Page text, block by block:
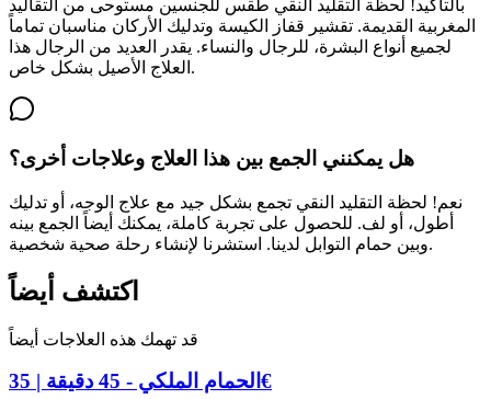
بالتأكيد! لحظة التقليد النقي طقس للجنسين مستوحى من التقاليد
المغربية القديمة. تقشير قفاز الكيسة وتدليك الأركان مناسبان تماماً
لجميع أنواع البشرة، للرجال والنساء. يقدر العديد من الرجال هذا
العلاج الأصيل بشكل خاص.
هل يمكنني الجمع بين هذا العلاج وعلاجات أخرى؟
نعم! لحظة التقليد النقي تجمع بشكل جيد مع علاج الوجه، أو تدليك
أطول، أو لف. للحصول على تجربة كاملة، يمكنك أيضاً الجمع بينه
وبين حمام التوابل لدينا. استشرنا لإنشاء رحلة صحية شخصية.
اكتشف أيضاً
قد تهمك هذه العلاجات أيضاً
الحمام الملكي - 45 دقيقة | 35€